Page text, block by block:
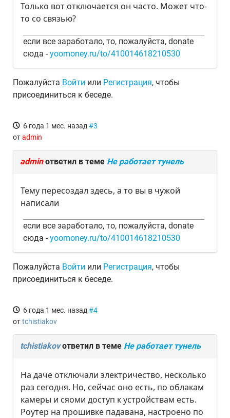
Только вот отключается он часто. Может что-
то со связью?
если все заработало, то, пожалуйста, donate
сюда -yoomoney.ru/to/410014618210530
Пожалуйста Войти или Регистрация, чтобы
присоединиться к беседе.
6 года 1 мес. назад #3
отadmin
adminответил в теме Не работает тунель
Тему пересоздал здесь, а то вы в чужой
написали
если все заработало, то, пожалуйста, donate
сюда -yoomoney.ru/to/410014618210530
Пожалуйста Войти или Регистрация, чтобы
присоединиться к беседе.
6 года 1 мес. назад #4
отtchistiakov
tchistiakovответил в теме Не работает тунель
На даче отключали электричество, несколько
раз сегодня. Но, сейчас оно есть, по облакам
камеры и сяоми доступ к устройствам есть.
Роутер на прошивке падавана, настроено по